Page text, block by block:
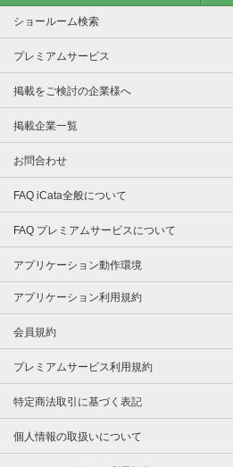
ショールーム検索
プレミアムサービス
掲載をご検討の企業様へ
掲載企業一覧
お問合わせ
FAQ iCata全般について
FAQ プレミアムサービスについて
アプリケーション動作環境
アプリケーション利用規約
会員規約
プレミアムサービス利用規約
特定商法取引に基づく表記
個人情報の取扱いについて